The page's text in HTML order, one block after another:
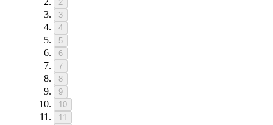
2
3
4
5
6
7
8
9
10
11